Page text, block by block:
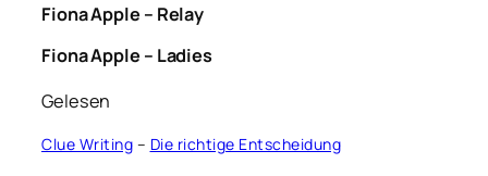
Fiona Apple – Relay
Fiona Apple – Ladies
Gelesen
Clue Writing – Die richtige Entscheidung